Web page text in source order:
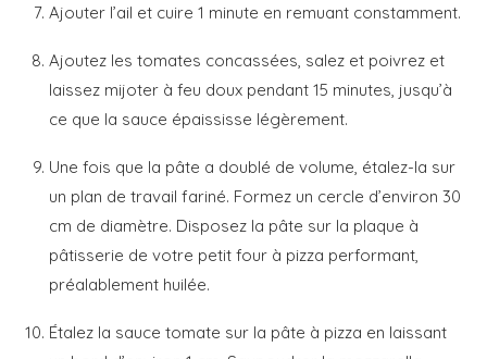
Ajouter l’ail et cuire 1 minute en remuant constamment.
Ajoutez les tomates concassées, salez et poivrez et
laissez mijoter à feu doux pendant 15 minutes, jusqu’à
ce que la sauce épaississe légèrement.
Une fois que la pâte a doublé de volume, étalez-la sur
un plan de travail fariné. Formez un cercle d’environ 30
cm de diamètre. Disposez la pâte sur la plaque à
pâtisserie de votre petit four à pizza performant,
préalablement huilée.
Étalez la sauce tomate sur la pâte à pizza en laissant